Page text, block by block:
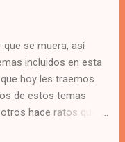
“ Los Clásicos ”
enmarcadas en
finalmente “ Los
por la recreación de
desde 1990 hasta
que se muera, así
incluidos en esta
hoy les traemos
de estos temas
hace ratos que